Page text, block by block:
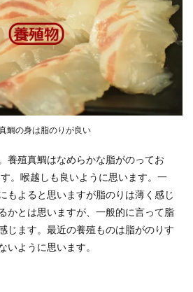
鯛の身は脂のりが良い
養殖真鯛はなめらかな脂がのってお
。喉越しも良いように思います。一
もよると思いますが脂のりは薄く感じ
かとは思いますが、一般的に言って脂
じます。最近の養殖ものは脂がのりす
いように思います。